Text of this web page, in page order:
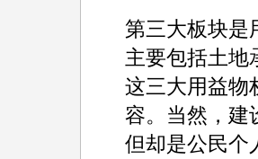
第三大板块是
主要包括土地
这三大用益物
容。当然，建
但却是公民个